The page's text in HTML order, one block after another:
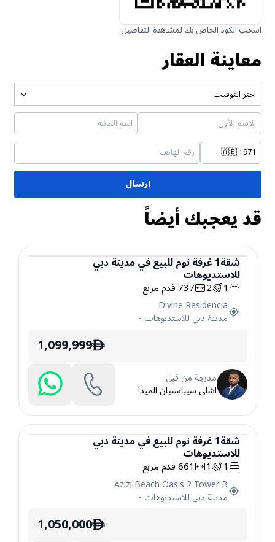
اسحب الكود الخاص بك لمشاهدة التفاصيل
معاينة العقار
اختر التوقيت
🇦🇪+971
إرسال
قد يعجبك أيضاً
شقة
شقة1غرفة نومللبيعفيمدينة دبي
للاستديوهات
1
2
737قدم مربع
Divine Residencia
مدينة دبي للاستديوهات -
ê
1,099,999
مدرجة من قبل
اشلى سيباستيان الميدا
شقة
شقة1غرفة نومللبيعفيمدينة دبي
للاستديوهات
1
1
661قدم مربع
Azizi Beach Oasis 2 Tower B
مدينة دبي للاستديوهات -
ê
1,050,000